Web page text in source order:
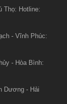
Thọ: Hotline:
- Vĩnh Phúc:
- Hòa Bình:
Dương - Hải